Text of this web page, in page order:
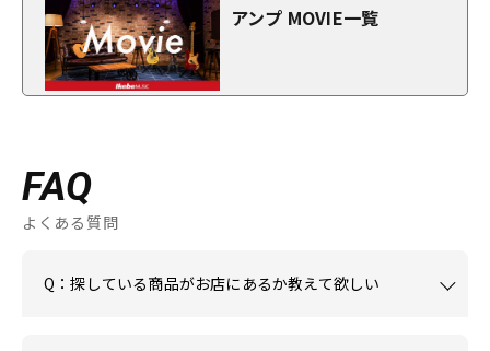
アンプ MOVIE一覧
FAQ
よくある質問
Q：探している商品がお店にあるか教えて欲しい